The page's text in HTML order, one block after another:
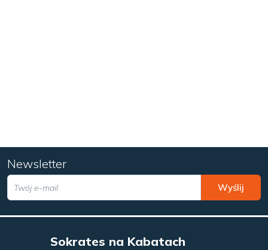
Newsletter
Wyślij
Sokrates na Kabatach